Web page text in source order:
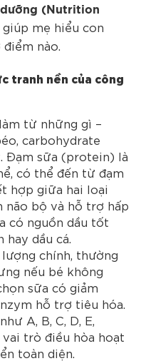
(Nutrition
giúp mẹ hiểu con
nào.
tranh nền của công
từ những gì –
carbohydrate
Đạm sữa (protein) là
có thể đến từ đạm
hợp giữa hai loại
não bộ và hỗ trợ hấp
có nguồn dầu tốt
hay dầu cá.
chính, thường
nếu bé không
sữa có giảm
hỗ trợ tiêu hóa.
A, B, C, D, E,
trò điều hòa hoạt
toàn diện.